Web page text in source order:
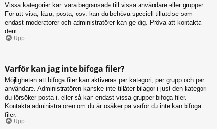
Vissa kategorier kan vara begränsade till vissa användare eller grupper.
För att visa, läsa, posta, osv. kan du behöva speciell tillåtelse som
endast moderatorer och administratörer kan ge dig. Pröva att kontakta
dem.
Upp
Varför kan jag inte bifoga filer?
Möjligheten att bifoga filer kan aktiveras per kategori, per grupp och per
användare. Administratören kanske inte tillåter bilagor i just den kategori
du försöker posta i, eller så kan endast vissa grupper bifoga filer.
Kontakta administratören om du är osäker på varför du inte kan bifoga
filer.
Upp